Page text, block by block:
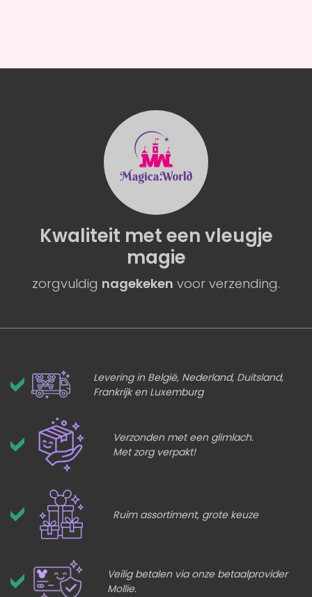
Kwaliteit met eenvleugje
magie
zorgvuldig nagekeken voor verzending.
Levering in België, Nederland, Duitsland,
Frankrijk en Luxemburg
Verzonden met een glimlach.
Met zorg verpakt!
Ruim assortiment, grote keuze
Veilig betalen via onze betaalprovider
Mollie.